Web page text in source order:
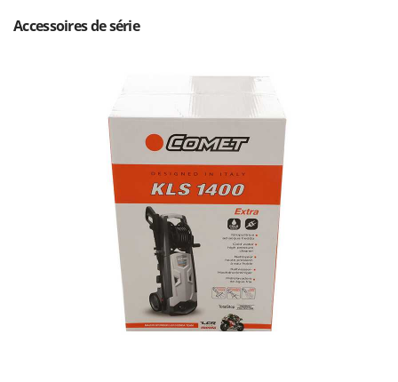
OMA
Oriental Koshin
Outdoorchef
Palumbo Pavi
Accessoires de série